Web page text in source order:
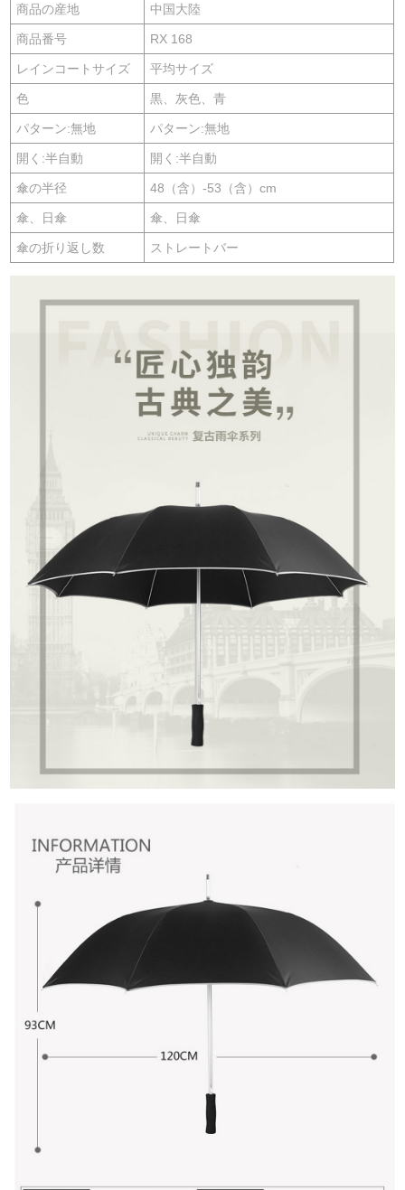
商品の産地 中国大陸
商品番号 RX 168
レインコートサイズ 平均サイズ
色 黒、灰色、青
パターン:無地 パターン:無地
開く:半自動 開く:半自動
傘の半径 48（含）-53（含）cm
傘、日傘 傘、日傘
傘の折り返し数 ストレートバー